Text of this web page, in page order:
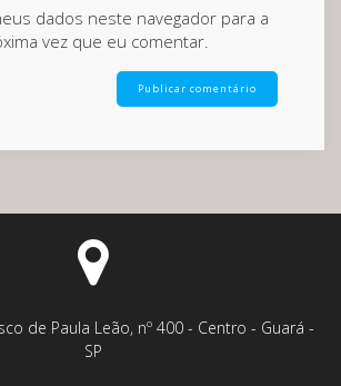
dados neste navegador para a
vez que eu comentar.
de Paula Leão, nº 400 - Centro - Guará -
SP